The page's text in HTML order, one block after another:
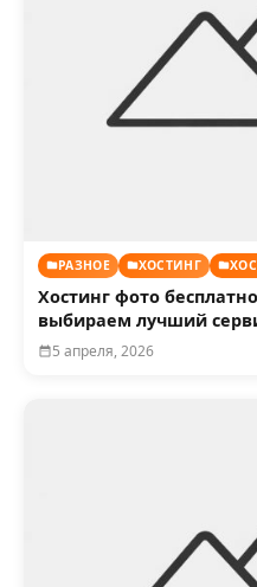
РАЗНОЕ ХОСТИНГ
Хостинг фото
выбираем лучший
5 апреля, 2026